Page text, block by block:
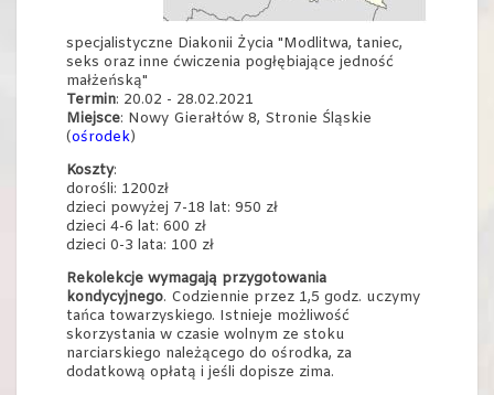
specjalistyczne Diakonii Życia "Modlitwa, taniec,
seks oraz inne ćwiczenia pogłębiające jedność
małżeńską"
Termin: 20.02 - 28.02.2021
Miejsce: Nowy Gierałtów 8, Stronie Śląskie
(ośrodek)
Koszty:
dorośli: 1200zł
dzieci powyżej 7-18 lat: 950 zł
dzieci 4-6 lat: 600 zł
dzieci 0-3 lata: 100 zł
Rekolekcje wymagają przygotowania
kondycyjnego. Codziennie przez 1,5 godz. uczymy
tańca towarzyskiego. Istnieje możliwość
skorzystania w czasie wolnym ze stoku
narciarskiego należącego do ośrodka, za
dodatkową opłatą i jeśli dopisze zima.